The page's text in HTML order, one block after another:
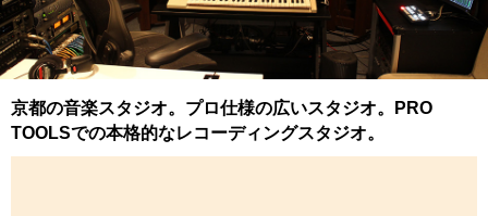
京都の音楽スタジオ。プロ仕様の広いスタジオ。PRO
TOOLSでの本格的なレコーディングスタジオ。